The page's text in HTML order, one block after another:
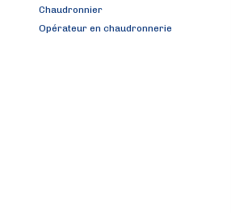
Chaudronnier
Opérateur en chaudronnerie